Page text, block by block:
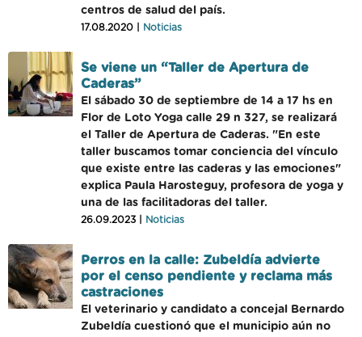
centros de salud del país.
17.08.2020 | Noticias
Se viene un “Taller de Apertura de
Caderas”
El sábado 30 de septiembre de 14 a 17 hs en
Flor de Loto Yoga calle 29 n 327, se realizará
el Taller de Apertura de Caderas. "En este
taller buscamos tomar conciencia del vínculo
que existe entre las caderas y las emociones"
explica Paula Harosteguy, profesora de yoga y
una de las facilitadoras del taller.
26.09.2023 | Noticias
Perros en la calle: Zubeldía advierte
por el censo pendiente y reclama más
castraciones
El veterinario y candidato a concejal Bernardo
Zubeldía cuestionó que el municipio aún no